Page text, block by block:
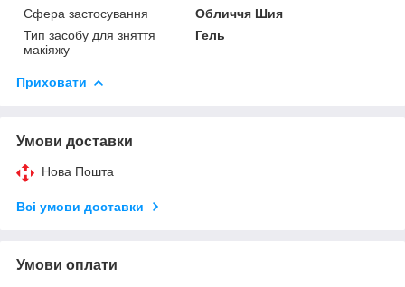
Сфера застосування
Обличчя Шия
Тип засобу для зняття
макіяжу
Гель
Приховати
Умови доставки
Нова Пошта
Всі умови доставки
Умови оплати